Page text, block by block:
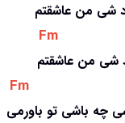
شی من عاشقتم
Fm
شی من عاشقتم
Fm
چه باشی تو باورمی